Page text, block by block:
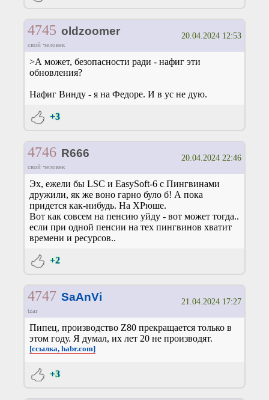
4745 oldzoomer
свой человек
20.04.2024 12:53
>А может, безопасности ради - нафиг эти
обновления?
Нафиг Винду - я на Федоре. И в ус не дую.
+3
4746 R666
свой человек
20.04.2024 22:46
Эх, ежели бы LSC и EasySoft-6 с Пингвинами
дружили, як же воно гарно було б! А пока
придется как-нибудь. На ХРюше.
Вот как совсем на пенсию уйду - вот может тогда..
если при одной пенсии на тех пингвинов хватит
времени и ресурсов..
+2
4747 SaAnVi
tzar
21.04.2024 17:27
Пипец, производство Z80 прекращается только в
этом году. Я думал, их лет 20 не производят.
[ссылка, habr.com]
+3